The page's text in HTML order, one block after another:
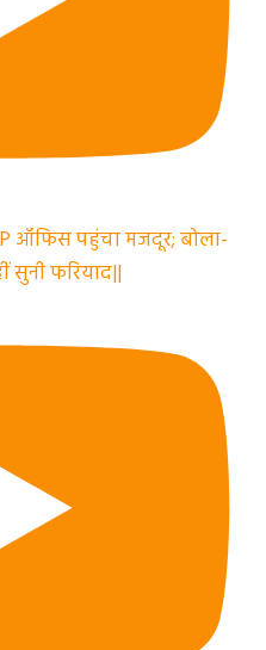
ऑफिस पहुंचा मजदूर; बोला-
सुनी फरियाद||